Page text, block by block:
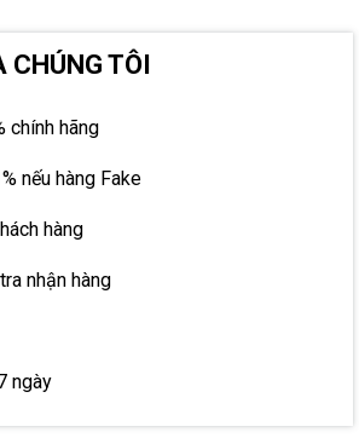
CHÚNG TÔI
chính hãng
nếu hàng Fake
hàng
nhận hàng
ngày